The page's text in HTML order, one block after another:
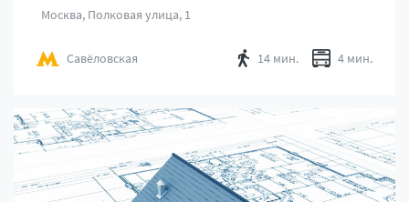
Москва, Полковая улица, 1
Савёловская 14 мин. 4 мин.